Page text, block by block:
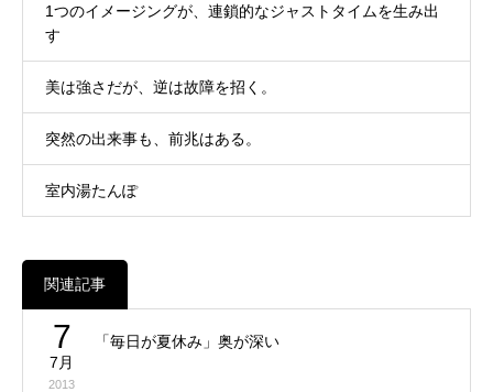
1つのイメージングが、連鎖的なジャストタイムを生み出
す
美は強さだが、逆は故障を招く。
突然の出来事も、前兆はある。
室内湯たんぽ
関連記事
7
7月
2013
「毎日が夏休み」奥が深い